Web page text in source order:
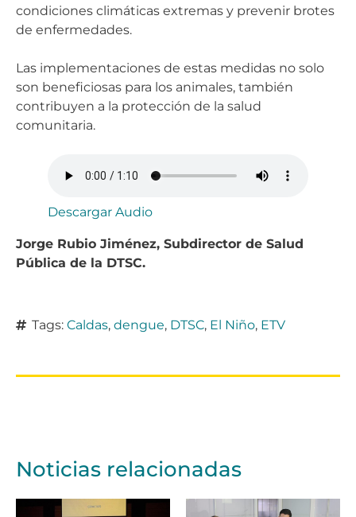
condiciones climáticas extremas y prevenir brotes
de enfermedades.
Las implementaciones de estas medidas no solo
son beneficiosas para los animales, también
contribuyen a la protección de la salud
comunitaria.
Descargar Audio
Jorge Rubio Jiménez, Subdirector de Salud
Pública de la DTSC.
Tags: Caldas, dengue, DTSC, El Niño, ETV
Noticias relacionadas